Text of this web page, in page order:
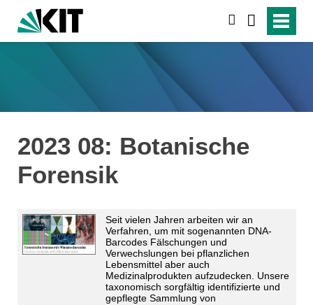
2023 08: Botanische
Forensik
Seit vielen Jahren arbeiten wir an
Verfahren, um mit sogenannten DNA-
Barcodes Fälschungen und
Verwechslungen bei pflanzlichen
Lebensmittel aber auch
Medizinalprodukten aufzudecken. Unsere
taxonomisch sorgfältig identifizierte und
gepflegte Sammlung von